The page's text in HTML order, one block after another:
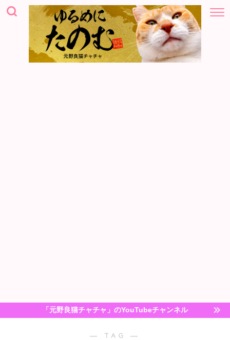
「元野良猫チャチャ」のYouTubeチャンネル
― TAG ―